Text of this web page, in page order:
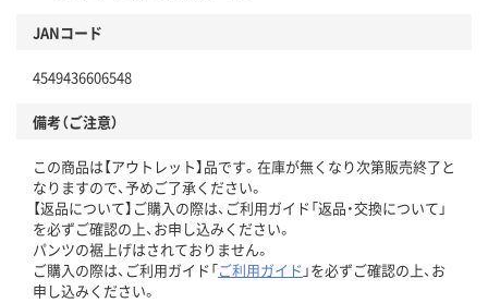
JANコード
4549436606548
備考（ご注意）
この商品は【アウトレット】品です。在庫が無くなり次第販売終了と
なりますので、予めご了承ください。
【返品について】ご購入の際は、ご利用ガイド「返品・交換について」
を必ずご確認の上、お申し込みください。
パンツの裾上げはされておりません。
ご購入の際は、ご利用ガイド「ご利用ガイド 」を必ずご確認の上、お
申し込みください。